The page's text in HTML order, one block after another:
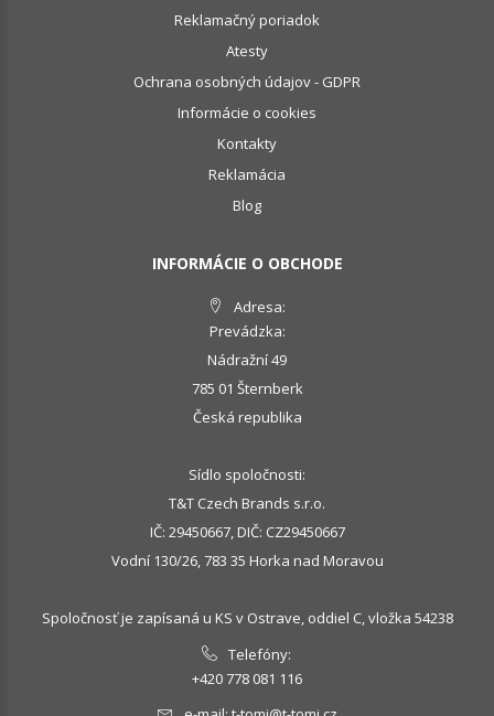
Reklamačný poriadok
Atesty
Ochrana osobných údajov - GDPR
Informácie o cookies
Kontakty
Reklamácia
Blog
INFORMÁCIE O OBCHODE
Adresa:
Prevádzka:
Nádražní 49
785 01 Šternberk
Česká republika
Sídlo spoločnosti:
T&T Czech Brands s.r.o.
IČ: 29450667, DIČ: CZ29450667
Vodní 130/26, 783 35 Horka nad Moravou
Spoločnosť je zapísaná u KS v Ostrave, oddiel C, vložka 54238
Telefóny:
+420 778 081 116